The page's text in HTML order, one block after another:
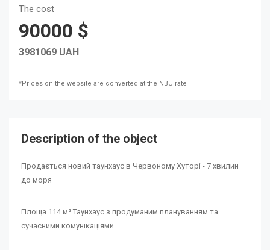
The cost
90000 $
3981069 UAH
*Prices on the website are converted at the NBU rate
Description of the object
Продається новий таунхаус в Червоному Хуторі - 7 хвилин
до моря
Площа 114 м² Таунхаус з продуманим плануванням та
сучасними комунікаціями.